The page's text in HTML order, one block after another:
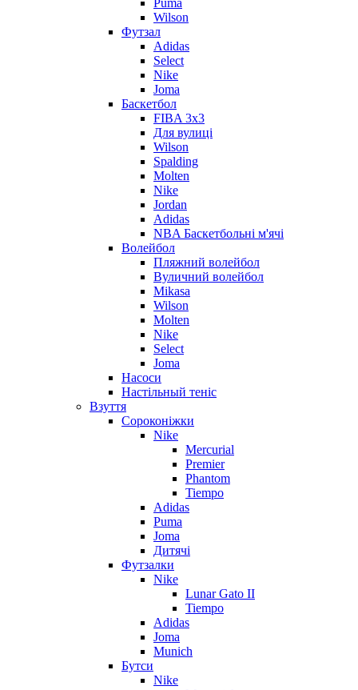
Puma
Wilson
Футзал
Adidas
Select
Nike
Joma
Баскетбол
FIBA 3x3
Для вулиці
Wilson
Spalding
Molten
Nike
Jordan
Adidas
NBA Баскетбольні м'ячі
Волейбол
Пляжний волейбол
Вуличний волейбол
Mikasa
Wilson
Molten
Nike
Select
Joma
Насоси
Настільный теніс
Взуття
Сороконіжки
Nike
Mercurial
Premier
Phantom
Tiempo
Adidas
Puma
Joma
Дитячі
Футзалки
Nike
Lunar Gato II
Tiempo
Adidas
Joma
Munich
Бутси
Nike